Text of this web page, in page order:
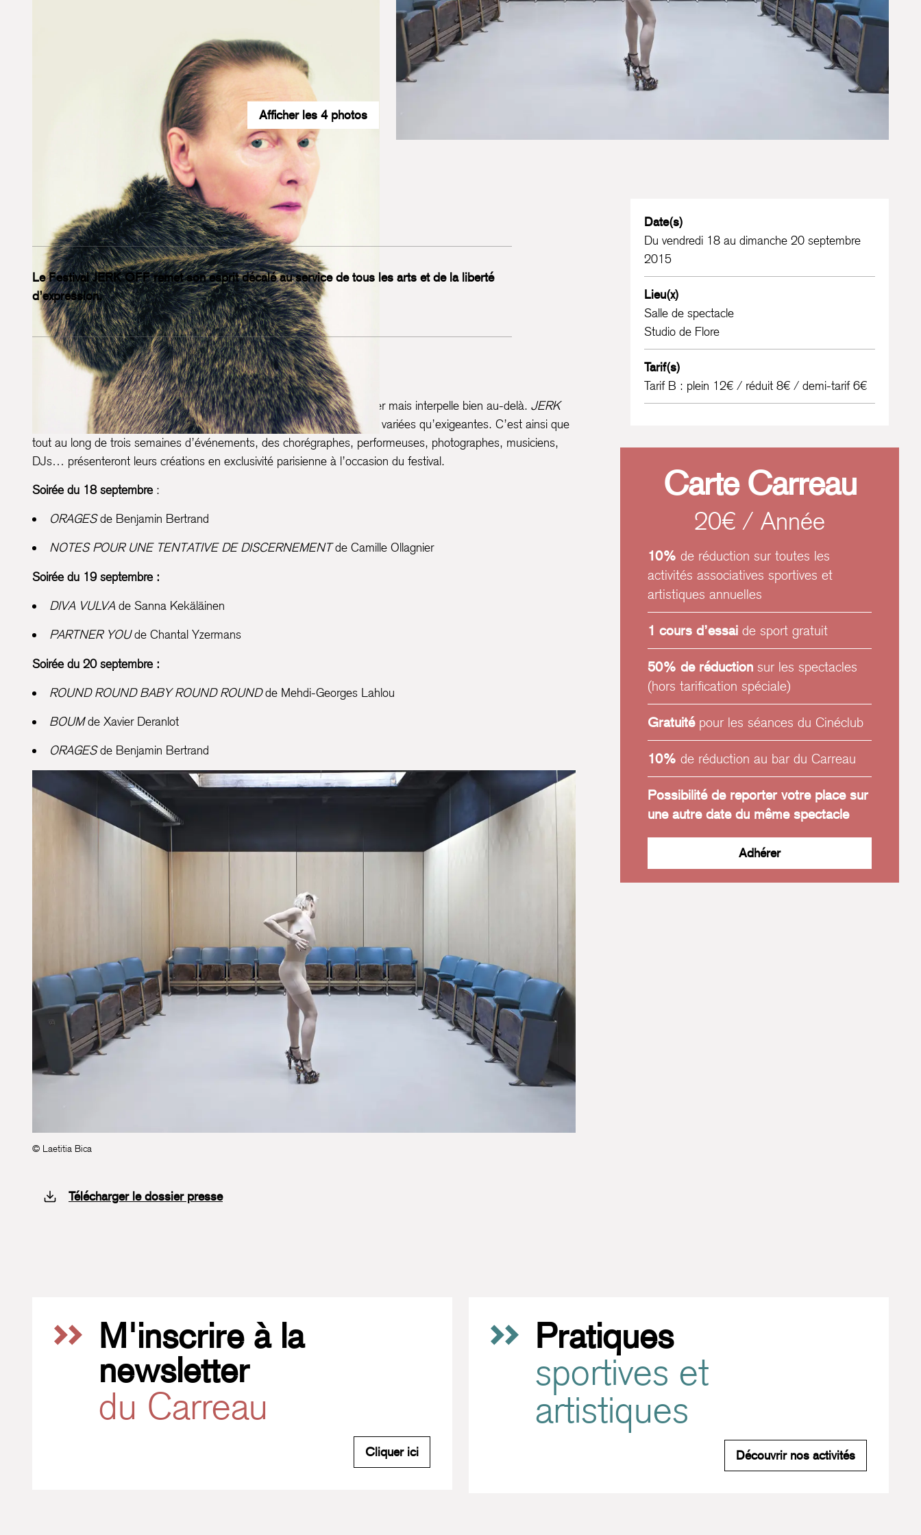
Afficher les 4 photos
Programmation culturelle Festival Jerk Off
FESTIVAL JERK OFF
Le Festival JERK OFF remet son esprit décalé au service de tous les arts et de la liberté
d’expression.
FestivalJerk Off(Queer & Alternatives) – Danse, Théâtre, Installation
Pluridisciplinaire,JERK OFFtémoigne de la diversité des cultures queer mais interpelle bien au-delà. JERK
propose ainsi à tous les publics des découvertes artistiques aussi variées qu’exigeantes. C’est ainsi que
tout au long de trois semaines d’événements, des chorégraphes, performeuses, photographes, musiciens,
DJs… présenteront leurs créations en exclusivité parisienne à l’occasion du festival.
Soirée du 18 septembre:
ORAGESde Benjamin Bertrand
NOTES POUR UNE TENTATIVE DE DISCERNEMENTde Camille Ollagnier
Soirée du 19 septembre :
DIVA VULVA de Sanna Kekäläinen
PARTNER YOUde Chantal Yzermans
Soirée du 20 septembre :
ROUND ROUND BABY ROUND ROUNDde Mehdi-Georges Lahlou
BOUMde Xavier Deranlot
ORAGESde Benjamin Bertrand
© Laetitia Bica
Télécharger le dossier presse
Date(s)
Du vendredi 18 au dimanche 20 septembre
2015
Lieu(x)
Salle de spectacle
Studio de Flore
Tarif(s)
Tarif B : plein 12€ / réduit 8€ / demi-tarif 6€
Carte Carreau
20€ / Année
10% de réduction sur toutes les
activités associatives sportives et
artistiques annuelles
1 cours d’essaide sport gratuit
50% de réductionsur les spectacles
(hors tarification spéciale)
Gratuitépour les séances du Cinéclub
10% de réduction au bar du Carreau
Possibilité de reporter votre place sur
une autre date du même spectacle
Adhérer
M'inscrire à la
newsletter
du Carreau
Cliquer iciM'inscrire à la newsletter du Carreau
Pratiques
sportives et
artistiques
Découvrir nos activitésPratiques